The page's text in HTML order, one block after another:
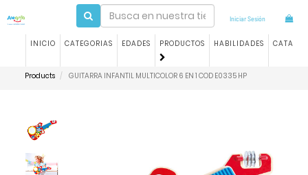
Iniciar Sesión
INICIO CATEGORIAS EDADES PRODUCTOS HABILIDADES
Products GUITARRA INFANTIL MULTICOLOR 6 EN 1 COD E0335 HP